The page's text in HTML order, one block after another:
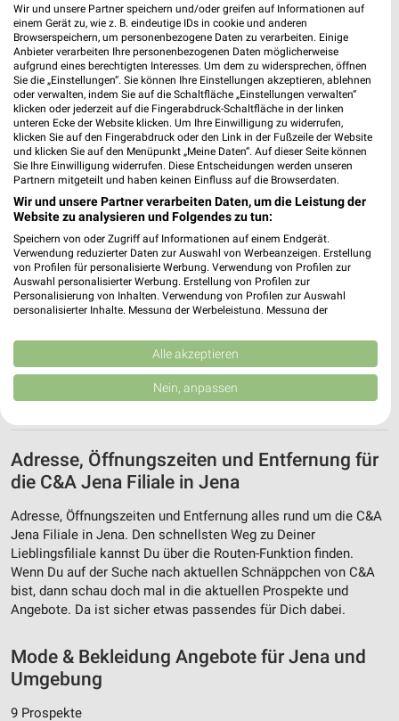
C&A Erfurt
Grafengasse 20
99084 Erfurt
Heute 10:00 - 19:00 Uhr | Geöffnet
39,15 km
Adresse, Öffnungszeiten und Entfernung für
die C&A Jena Filiale in Jena
Adresse, Öffnungszeiten und Entfernung alles rund um die C&A
Jena Filiale in Jena. Den schnellsten Weg zu Deiner
Lieblingsfiliale kannst Du über die Routen-Funktion finden.
Wenn Du auf der Suche nach aktuellen Schnäppchen von C&A
bist, dann schau doch mal in die aktuellen Prospekte und
Angebote. Da ist sicher etwas passendes für Dich dabei.
Mode & Bekleidung Angebote für Jena und
Umgebung
9 Prospekte
Wir und unsere Partner speichern und/oder greifen auf Informationen auf
einem Gerät zu, wie z. B. eindeutige IDs in cookie und anderen
Browserspeichern, um personenbezogene Daten zu verarbeiten. Einige
Anbieter verarbeiten Ihre personenbezogenen Daten möglicherweise
aufgrund eines berechtigten Interesses. Um dem zu widersprechen, öffnen
Sie die „Einstellungen“. Sie können Ihre Einstellungen akzeptieren, ablehnen
oder verwalten, indem Sie auf die Schaltfläche „Einstellungen verwalten“
klicken oder jederzeit auf die Fingerabdruck-Schaltfläche in der linken
unteren Ecke der Website klicken. Um Ihre Einwilligung zu widerrufen,
klicken Sie auf den Fingerabdruck oder den Link in der Fußzeile der Website
und klicken Sie auf den Menüpunkt „Meine Daten“. Auf dieser Seite können
Sie Ihre Einwilligung widerrufen. Diese Entscheidungen werden unseren
Partnern mitgeteilt und haben keinen Einfluss auf die Browserdaten.
Wir und unsere Partner verarbeiten Daten, um die Leistung der
Website zu analysieren und Folgendes zu tun:
Speichern von oder Zugriff auf Informationen auf einem Endgerät.
Verwendung reduzierter Daten zur Auswahl von Werbeanzeigen. Erstellung
von Profilen für personalisierte Werbung. Verwendung von Profilen zur
Auswahl personalisierter Werbung. Erstellung von Profilen zur
Personalisierung von Inhalten. Verwendung von Profilen zur Auswahl
personalisierter Inhalte. Messung der Werbeleistung. Messung der
Kombinationen von Daten aus verschiedenen Quellen. Entwicklung und
Verbesserung der Angebote. Verwendung reduzierter Daten zur Auswahl
von Inhalten.
Daten können außerhalb der Europäischen Union weitergegeben und in die
USA gesendet werden.
Website/App.
Partnerliste anzeigen (1 IAB-Anbieter)
Wir nutzen Ihre Daten für folgende Zwecke:
Speichern von oder Zugriff auf Informationen
auf einem Endgerät
Verwendung reduzierter Daten zur Auswahl von
Werbeanzeigen
Verwendung von Profilen zur Auswahl
Alle akzeptieren
Nein, anpassen